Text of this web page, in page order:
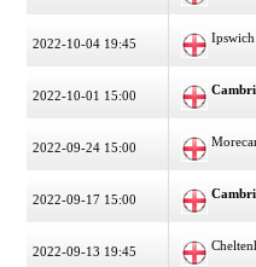
2022-10-04 19:45
2022-10-01 15:00
2022-09-24 15:00
2022-09-17 15:00
2022-09-13 19:45